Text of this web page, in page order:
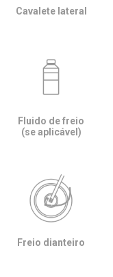
Cavalete lateral
Fluido de freio
(se aplicável)
Freio dianteiro